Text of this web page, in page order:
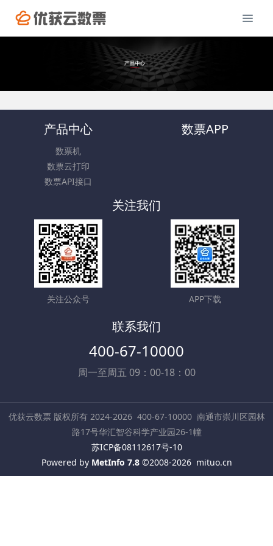
产品中心
数票机
数票云打印
数票API接口
数票APP
关注我们
关注公众号 APP下载
联系我们
400-67-10000
周一至周五 09：00-18：00
优获云数票 版权所有 2024-2026 400-67-10000 南通市崇川区园林
路17号华汇智谷科学产业园26-1幢
苏ICP备08112617号-10
Powered by MetInfo 7.8©2008-2026 mituo.cn